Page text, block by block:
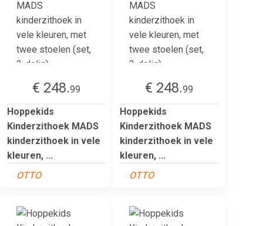
€ 248.99
Hoppekids
Kinderzithoek MADS
kinderzithoek in vele
kleuren, ...
OTTO
€ 248.99
Hoppekids
Kinderzithoek MADS
kinderzithoek in vele
kleuren, ...
OTTO